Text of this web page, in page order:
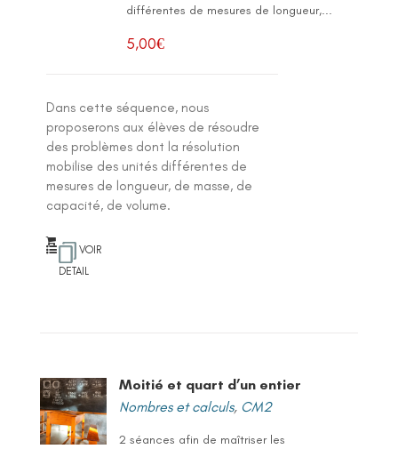
différentes de mesures de longueur,...
5,00€
Dans cette séquence, nous
proposerons aux élèves de résoudre
des problèmes dont la résolution
mobilise des unités différentes de
mesures de longueur, de masse, de
capacité, de volume.
VOIR
DETAIL
Moitié et quart d’un entier
Nombres et calculs, CM2
2 séances afin de maîtriser les